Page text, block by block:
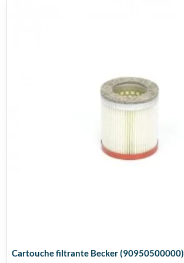
Cartouche filtrante Becker (90950500000)